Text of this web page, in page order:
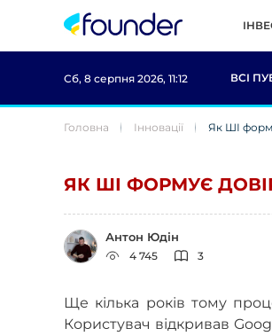
Сб, 8 серпня 2026, 11:12 ВСІ
Головна Інновації Як ШІ
ЯК ШІ ФОРМУЄ
Антон Юдін
4 745 3
Ще кілька років тому
Користувач відкривав